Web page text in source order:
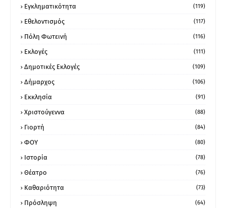
Εγκληματικότητα (119)
Εθελοντισμός (117)
Πόλη Φωτεινή (116)
Εκλογές (111)
Δημοτικές Εκλογές (109)
Δήμαρχος (106)
Εκκλησία (91)
Χριστούγεννα (88)
Γιορτή (84)
ΦΟΥ (80)
Ιστορία (78)
Θέατρο (76)
Καθαριότητα (73)
Πρόσληψη (64)